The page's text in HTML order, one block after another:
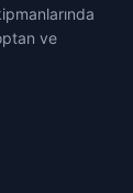
ve